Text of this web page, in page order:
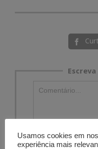

Usamos cookies em
experiência mais